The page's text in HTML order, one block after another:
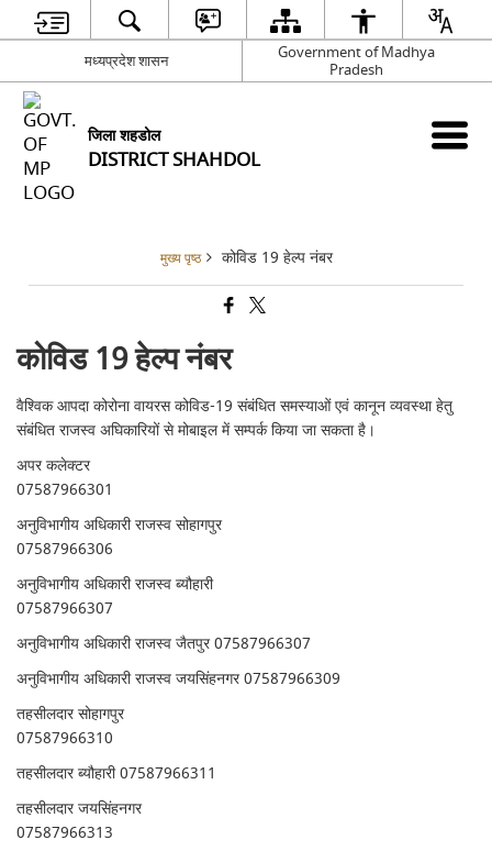
मध्यप्रदेश शासन
Government of Madhya
Pradesh
जिला शहडोल
DISTRICT SHAHDOL
मुख्य पृष्ठ कोविड 19 हेल्प नंबर
कोविड 19 हेल्प नंबर
वैश्विक आपदा कोरोना वायरस कोविड-19 संबंधित समस्याओं एवं कानून व्यवस्था हेतु
संबंधित राजस्व अघिकारियों से मोबाइल में सम्पर्क किया जा सकता है।
अपर कलेक्टर
07587966301
अनुविभागीय अधिकारी राजस्व सोहागपुर
07587966306
अनुविभागीय अधिकारी राजस्व ब्यौहारी
07587966307
अनुविभागीय अधिकारी राजस्व जैतपुर 07587966307
अनुविभागीय अधिकारी राजस्व जयसिंहनगर 07587966309
तहसीलदार सोहागपुर
07587966310
तहसीलदार ब्यौहारी 07587966311
तहसीलदार जयसिंहनगर
07587966313